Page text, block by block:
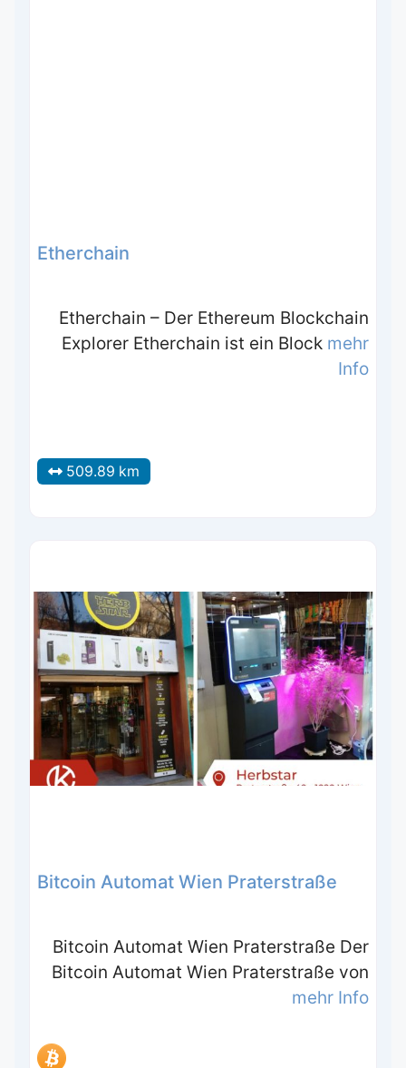
Etherchain
Etherchain – Der Ethereum Blockchain
Explorer Etherchain ist ein Block mehr
Info
509.89 km
Bitcoin Automat Wien Praterstraße
Bitcoin Automat Wien Praterstraße Der
Bitcoin Automat Wien Praterstraße von
mehr Info